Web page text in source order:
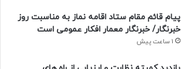
پیام قائم مقام ستاد اقامه نماز به مناسبت روز
خبرنگار/ خبرنگار معمار افکار عمومی است
1 ساعت پیش